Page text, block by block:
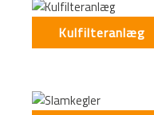
Kulfilteranlæg